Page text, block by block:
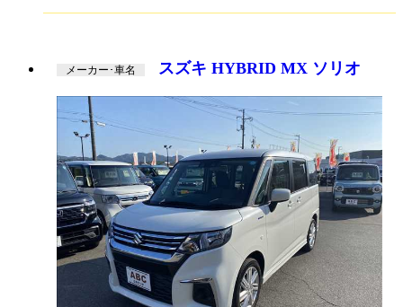
メーカー･車名 スズキ HYBRID MX ソリオ